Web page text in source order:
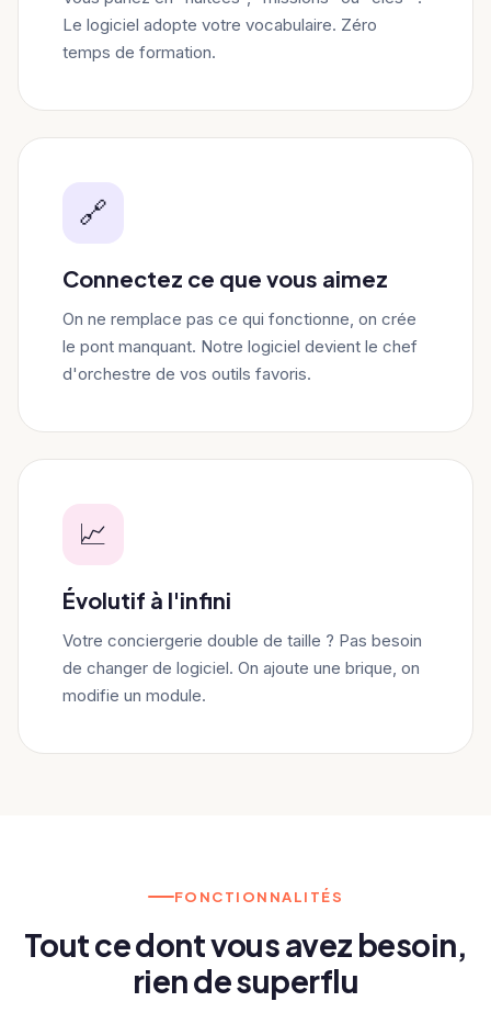
Le logiciel adopte votre vocabulaire. Zéro
temps de formation.
🔗
Connectez ce que vous aimez
On ne remplace pas ce qui fonctionne, on crée
le pont manquant. Notre logiciel devient le chef
d'orchestre de vos outils favoris.
📈
Évolutif à l'infini
Votre conciergerie double de taille ? Pas besoin
de changer de logiciel. On ajoute une brique, on
modifie un module.
FONCTIONNALITÉS
Tout ce dont vous avez besoin,
rien de superflu